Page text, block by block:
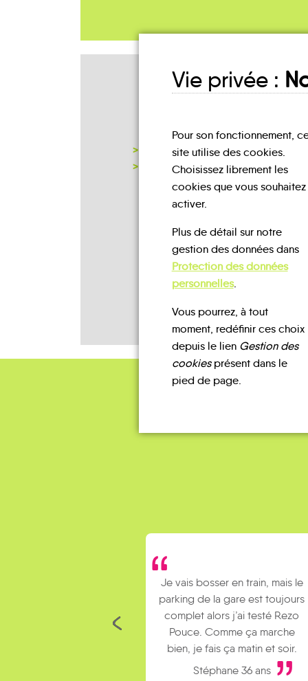
Mes lieux
MAISON DES SERVICES PUBLICS
NOTRE PAGE D'INSCRIPTION
Je vais bosser en train, mais le
parking de la gare est toujours
complet alors j’ai testé Rezo
Pouce. Comme ça marche
bien, je fais ça matin et soir.
Stéphane 36 ans
Vie privée :
Pour son fonctionnement,
site utilise des cookies.
Choisissez librement les
cookies que vous souhaitez
activer.
Plus de détail sur notre
gestion des données dans
Protection des données
personnelles.
Vous pourrez, à tout
moment, redéfinir ces choix
depuis le lien Gestion des
cookiesprésent dans le
pied de page.